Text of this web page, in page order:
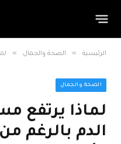
الرئيسية » الصحة والجمال »
الصحة والجمال
لماذا يرتفع
الدم بالرغم